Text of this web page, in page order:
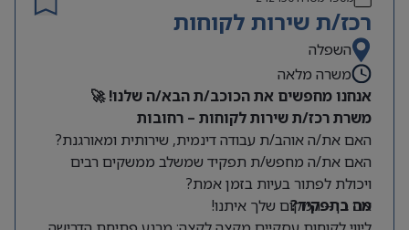
רכז/ת שירות לקוחות
השפלה
משרה מלאה
אנחנו מחפשים את הכוכב/ת הבא/ה שלנו! 🚀
משרת רכז/ת שירות לקוחות – רחובות
האם את/ה אוהב/ת עבודה דינמית, שירותית ומאורגנת?
האם את/ה מחפש/ת תפקיד שמשלב ממשקים רבים
ויכולת לפתור בעיות בזמן אמת?
אם כן – המקום שלך איתנו!
מה בתפקיד?